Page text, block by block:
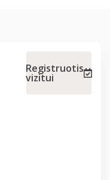
Registruotis
vizitui